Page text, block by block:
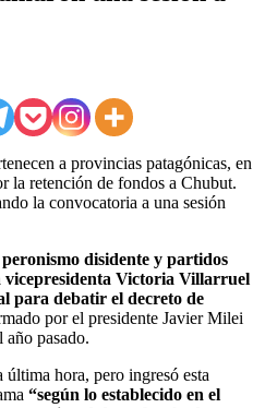
a provincias patagónicas, en
retención de fondos a Chubut.
disidente y partidos
por el presidente Javier Milei
año pasado.
hora, pero ingresó esta
“según lo establecido en el
para tratar el DNU.